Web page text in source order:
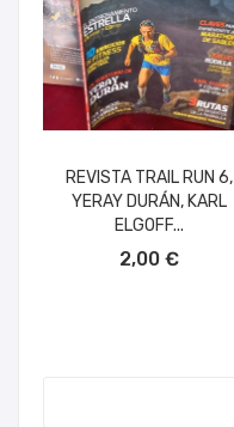
REVISTA TRAIL RUN 6,
YERAY DURÁN, KARL
ELGOFF...
2,00 €